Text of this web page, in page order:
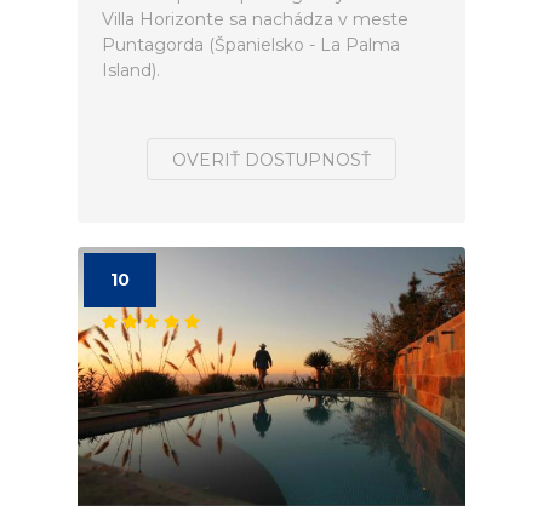
Villa Horizonte sa nachádza v meste
Puntagorda (Španielsko - La Palma
Island).
OVERIŤ DOSTUPNOSŤ
10